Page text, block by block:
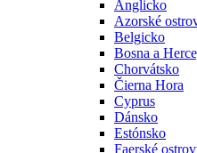
Anglicko
Azorské
Belgicko
Bosna a
Chorvátsko
Čierna Hora
Cyprus
Dánsko
Estónsko
Faerské